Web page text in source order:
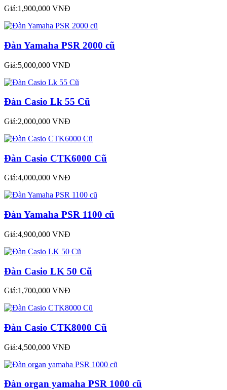
Giá:1,900,000 VNĐ
Đàn Yamaha PSR 2000 cũ
Giá:5,000,000 VNĐ
Đàn Casio Lk 55 Cũ
Giá:2,000,000 VNĐ
Đàn Casio CTK6000 Cũ
Giá:4,000,000 VNĐ
Đàn Yamaha PSR 1100 cũ
Giá:4,900,000 VNĐ
Đàn Casio LK 50 Cũ
Giá:1,700,000 VNĐ
Đàn Casio CTK8000 Cũ
Giá:4,500,000 VNĐ
Đàn organ yamaha PSR 1000 cũ